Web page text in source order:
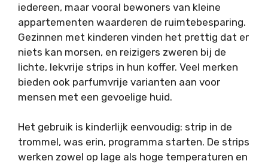
iedereen, maar vooral bewoners van kleine
appartementen waarderen de ruimtebesparing.
Gezinnen met kinderen vinden het prettig dat er
niets kan morsen, en reizigers zweren bij de
lichte, lekvrije strips in hun koffer. Veel merken
bieden ook parfumvrije varianten aan voor
mensen met een gevoelige huid.
Het gebruik is kinderlijk eenvoudig: strip in de
trommel, was erin, programma starten. De strips
werken zowel op lage als hoge temperaturen en